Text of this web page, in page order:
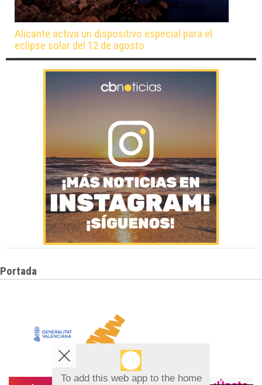
Alicante activa un dispositivo especial para el
eclipse solar del 12 de agosto
Portada
To add this web app to the home